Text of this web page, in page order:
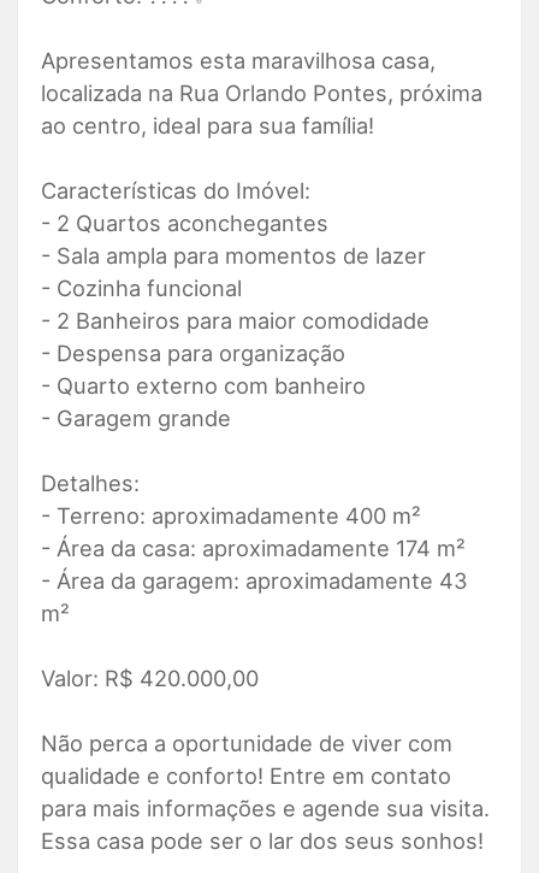
Apresentamos esta maravilhosa casa,
localizada na Rua Orlando Pontes, próxima
ao centro, ideal para sua família!
Características do Imóvel:
- 2 Quartos aconchegantes
- Sala ampla para momentos de lazer
- Cozinha funcional
- 2 Banheiros para maior comodidade
- Despensa para organização
- Quarto externo com banheiro
- Garagem grande
Detalhes:
- Terreno: aproximadamente 400 m²
- Área da casa: aproximadamente 174 m²
- Área da garagem: aproximadamente 43
m²
Valor: R$ 420.000,00
Não perca a oportunidade de viver com
qualidade e conforto! Entre em contato
para mais informações e agende sua visita.
Essa casa pode ser o lar dos seus sonhos!